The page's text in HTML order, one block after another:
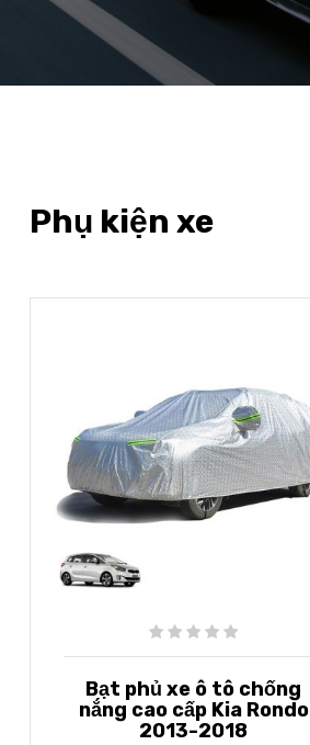
Phụ kiện xe
Bạt phủ xe ô tô chống
nắng cao cấp Kia Rondo
2013-2018